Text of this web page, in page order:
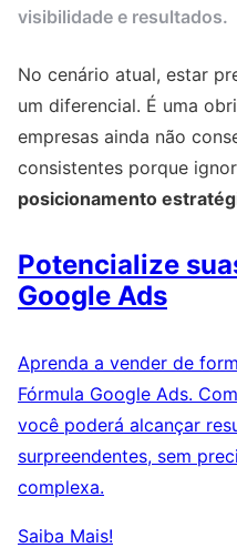
visibilidade e resultados.
No cenário atual, estar
um diferencial. É uma
empresas ainda não
consistentes porque
posicionamento
Potencialize
Google Ads
Aprenda a vender de
Fórmula Google Ads.
você poderá alcançar
surpreendentes, sem
complexa.
Saiba Mais!